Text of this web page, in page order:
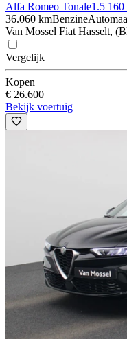
Alfa Romeo Tonale1.5
36.060 kmBenzine
Van Mossel Fiat Hasselt,
Vergelijk
Kopen
€ 26.600
Bekijk voertuig